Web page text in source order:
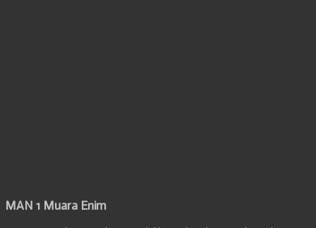
MAN 1 Muara Enim